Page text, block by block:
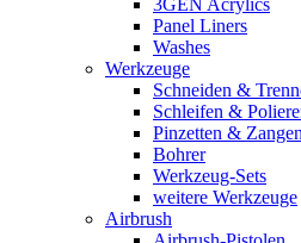
3GEN Acrylics
Panel Liners
Washes
Werkzeuge
Schneiden &
Schleifen &
Pinzetten & Zangen
Bohrer
Werkzeug-Sets
weitere Werkzeuge
Airbrush